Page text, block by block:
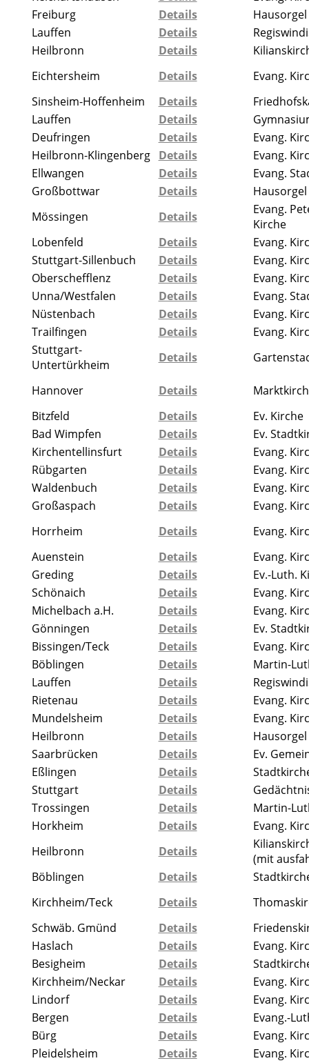
Freiburg
Details
Lauffen
Details
Heilbronn
Details
Eichtersheim
Details
Evang.
Sinsheim-Hoffenheim
Details
Lauffen
Details
Deufringen
Details
Evang.
Heilbronn-Klingenberg
Details
Evang.
Ellwangen
Details
Evang.
Großbottwar
Details
Hausorgel
Mössingen
Details
Evang.
Kirche
Lobenfeld
Details
Evang.
Stuttgart-Sillenbuch
Details
Evang.
Oberschefflenz
Details
Evang.
Unna/Westfalen
Details
Evang.
Nüstenbach
Details
Evang.
Trailfingen
Details
Evang.
Stuttgart-
Untertürkheim
Details
Hannover Details
Bitzfeld
Details
Ev. Kirche
Bad Wimpfen
Details
Ev.
Kirchentellinsfurt
Details
Evang.
Rübgarten
Details
Evang.
Waldenbuch
Details
Evang.
Großaspach
Details
Evang.
Horrheim
Details
Evang.
Auenstein
Details
Evang.
Greding
Details
Ev.-Luth.
Schönaich
Details
Evang.
Michelbach a.H.
Details
Evang.
Gönningen
Details
Ev.
Bissingen/Teck
Details
Evang.
Böblingen
Details
Martin-
Lauffen
Details
Rietenau
Details
Evang.
Mundelsheim
Details
Evang.
Heilbronn
Details
Hausorgel
Saarbrücken
Details
Ev.
Eßlingen
Details
Stuttgart
Details
Trossingen
Details
Martin-
Horkheim
Details
Evang.
Heilbronn
Details
(mit
Böblingen
Details
Kirchheim/Teck
Details
Schwäb. Gmünd
Details
Haslach
Details
Evang.
Besigheim
Details
Kirchheim/Neckar
Details
Evang.
Lindorf
Details
Evang.
Bergen
Details
Evang.-
Bürg
Details
Evang.
Pleidelsheim
Details
Evang.